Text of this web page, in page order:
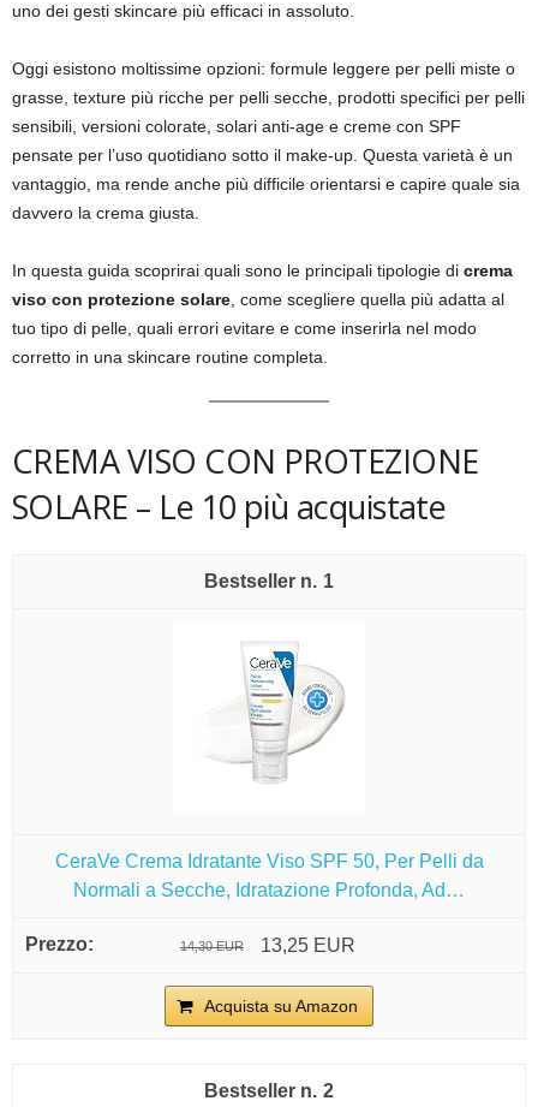
uno dei gesti skincare più efficaci in assoluto.
Oggi esistono moltissime opzioni: formule leggere per pelli miste o
grasse, texture più ricche per pelli secche, prodotti specifici per pelli
sensibili, versioni colorate, solari anti-age e creme con SPF
pensate per l’uso quotidiano sotto il make-up. Questa varietà è un
vantaggio, ma rende anche più difficile orientarsi e capire quale sia
davvero la crema giusta.
In questa guida scoprirai quali sono le principali tipologie di crema
viso con protezione solare, come scegliere quella più adatta al
tuo tipo di pelle, quali errori evitare e come inserirla nel modo
corretto in una skincare routine completa.
CREMA VISO CON PROTEZIONE
SOLARE – Le 10 più acquistate
1
CeraVe Crema Idratante Viso SPF 50, Per Pelli da
Normali a Secche, Idratazione Profonda, Ad…
14,30 EUR 13,25 EUR
Acquista su Amazon
2